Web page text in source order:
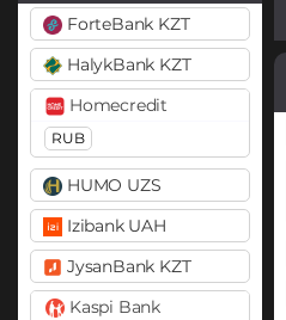
Cronos (CRO)
DAI
ERC20
DASH
Decentraland (MANA)
Dogecoin (DOGE)
DOGE
Polkadot (DOT)
ForteBank KZT
HalykBank KZT
Homecredit
RUB
HUMO UZS
Izibank UAH
JysanBank KZT
Kaspi Bank